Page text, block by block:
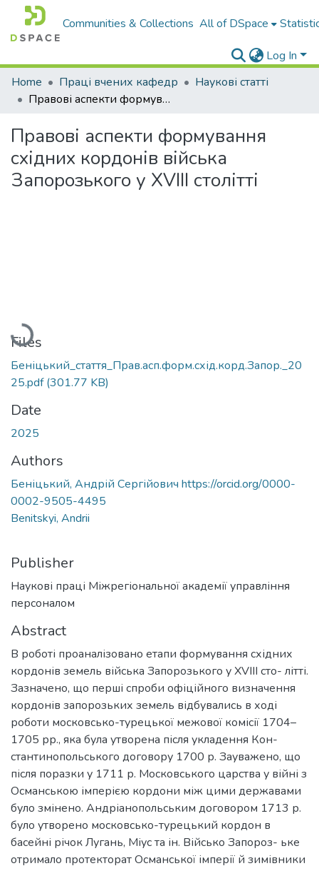
Communities & Collections All of DSpace
Log In
Home
Праці вчених кафедр
Наукові статті
Правові аспекти формування східних кордонів війська Запорозького у XVIII столітті
Правові аспекти формування
східних кордонів війська
Запорозького у XVIII столітті
Loading...
Files
Беніцький_стаття_Прав.асп.форм.схід.корд.Запор._20
25.pdf(301.77 KB)
Date
2025
Authors
Беніцький, Андрій Сергійович https://orcid.org/0000-
0002-9505-4495
Benitskyi, Andrii
Publisher
Наукові праці Міжрегіональної академії управління
персоналом
Abstract
В роботі проаналізовано етапи формування східних
кордонів земель війська Запорозького у XVIII сто- літті.
Зазначено, що перші спроби офіційного визначення
кордонів запорозьких земель відбувались в ході
роботи московсько-турецької межової комісії 1704–
1705 рр., яка була утворена після укладення Кон-
стантинопольського договору 1700 р. Зауважено, що
після поразки у 1711 р. Московського царства у війні з
Османською імперією кордони між цими державами
було змінено. Андріанопольським договором 1713 р.
було утворено московсько-турецький кордон в
басейні річок Лугань, Міус та ін. Військо Запороз- ьке
отримало протекторат Османської імперії й зимівники